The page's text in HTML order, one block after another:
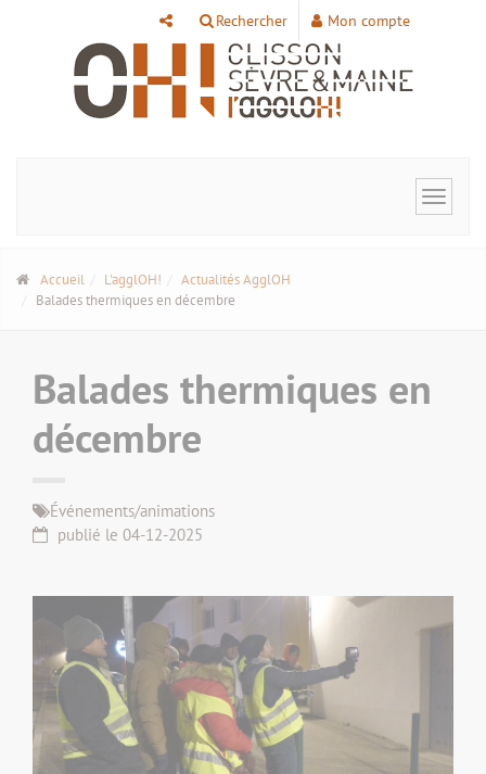
Rechercher Mon compte
Toggle
Accueil L'agglOH!
Actualités AgglOH
Balades thermiques en décembre
Balades thermiques en
décembre
Événements/animations
publié le 04-12-2025
Panneau de gestion des cookies